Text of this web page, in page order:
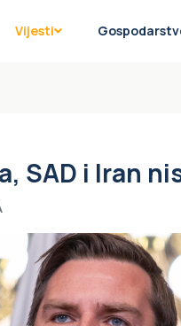
Vijesti
SAD i Iran